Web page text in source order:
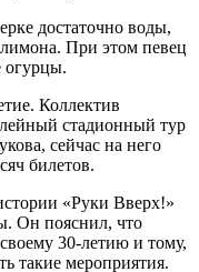
достаточно воды,
При этом певец
огурцы.
Коллектив
стадионный тур
сейчас на него
билетов.
«Руки Вверх!»
Он пояснил, что
30-летию и тому,
такие мероприятия.